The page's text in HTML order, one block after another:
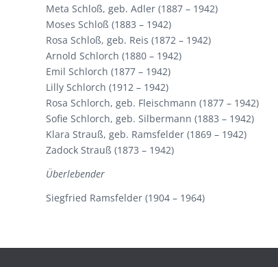
Meta Schloß, geb. Adler (1887 – 1942)
Moses Schloß (1883 – 1942)
Rosa Schloß, geb. Reis (1872 – 1942)
Arnold Schlorch (1880 – 1942)
Emil Schlorch (1877 – 1942)
Lilly Schlorch (1912 – 1942)
Rosa Schlorch, geb. Fleischmann (1877 – 1942)
Sofie Schlorch, geb. Silbermann (1883 – 1942)
Klara Strauß, geb. Ramsfelder (1869 – 1942)
Zadock Strauß (1873 – 1942)
Überlebender
Siegfried Ramsfelder (1904 – 1964)